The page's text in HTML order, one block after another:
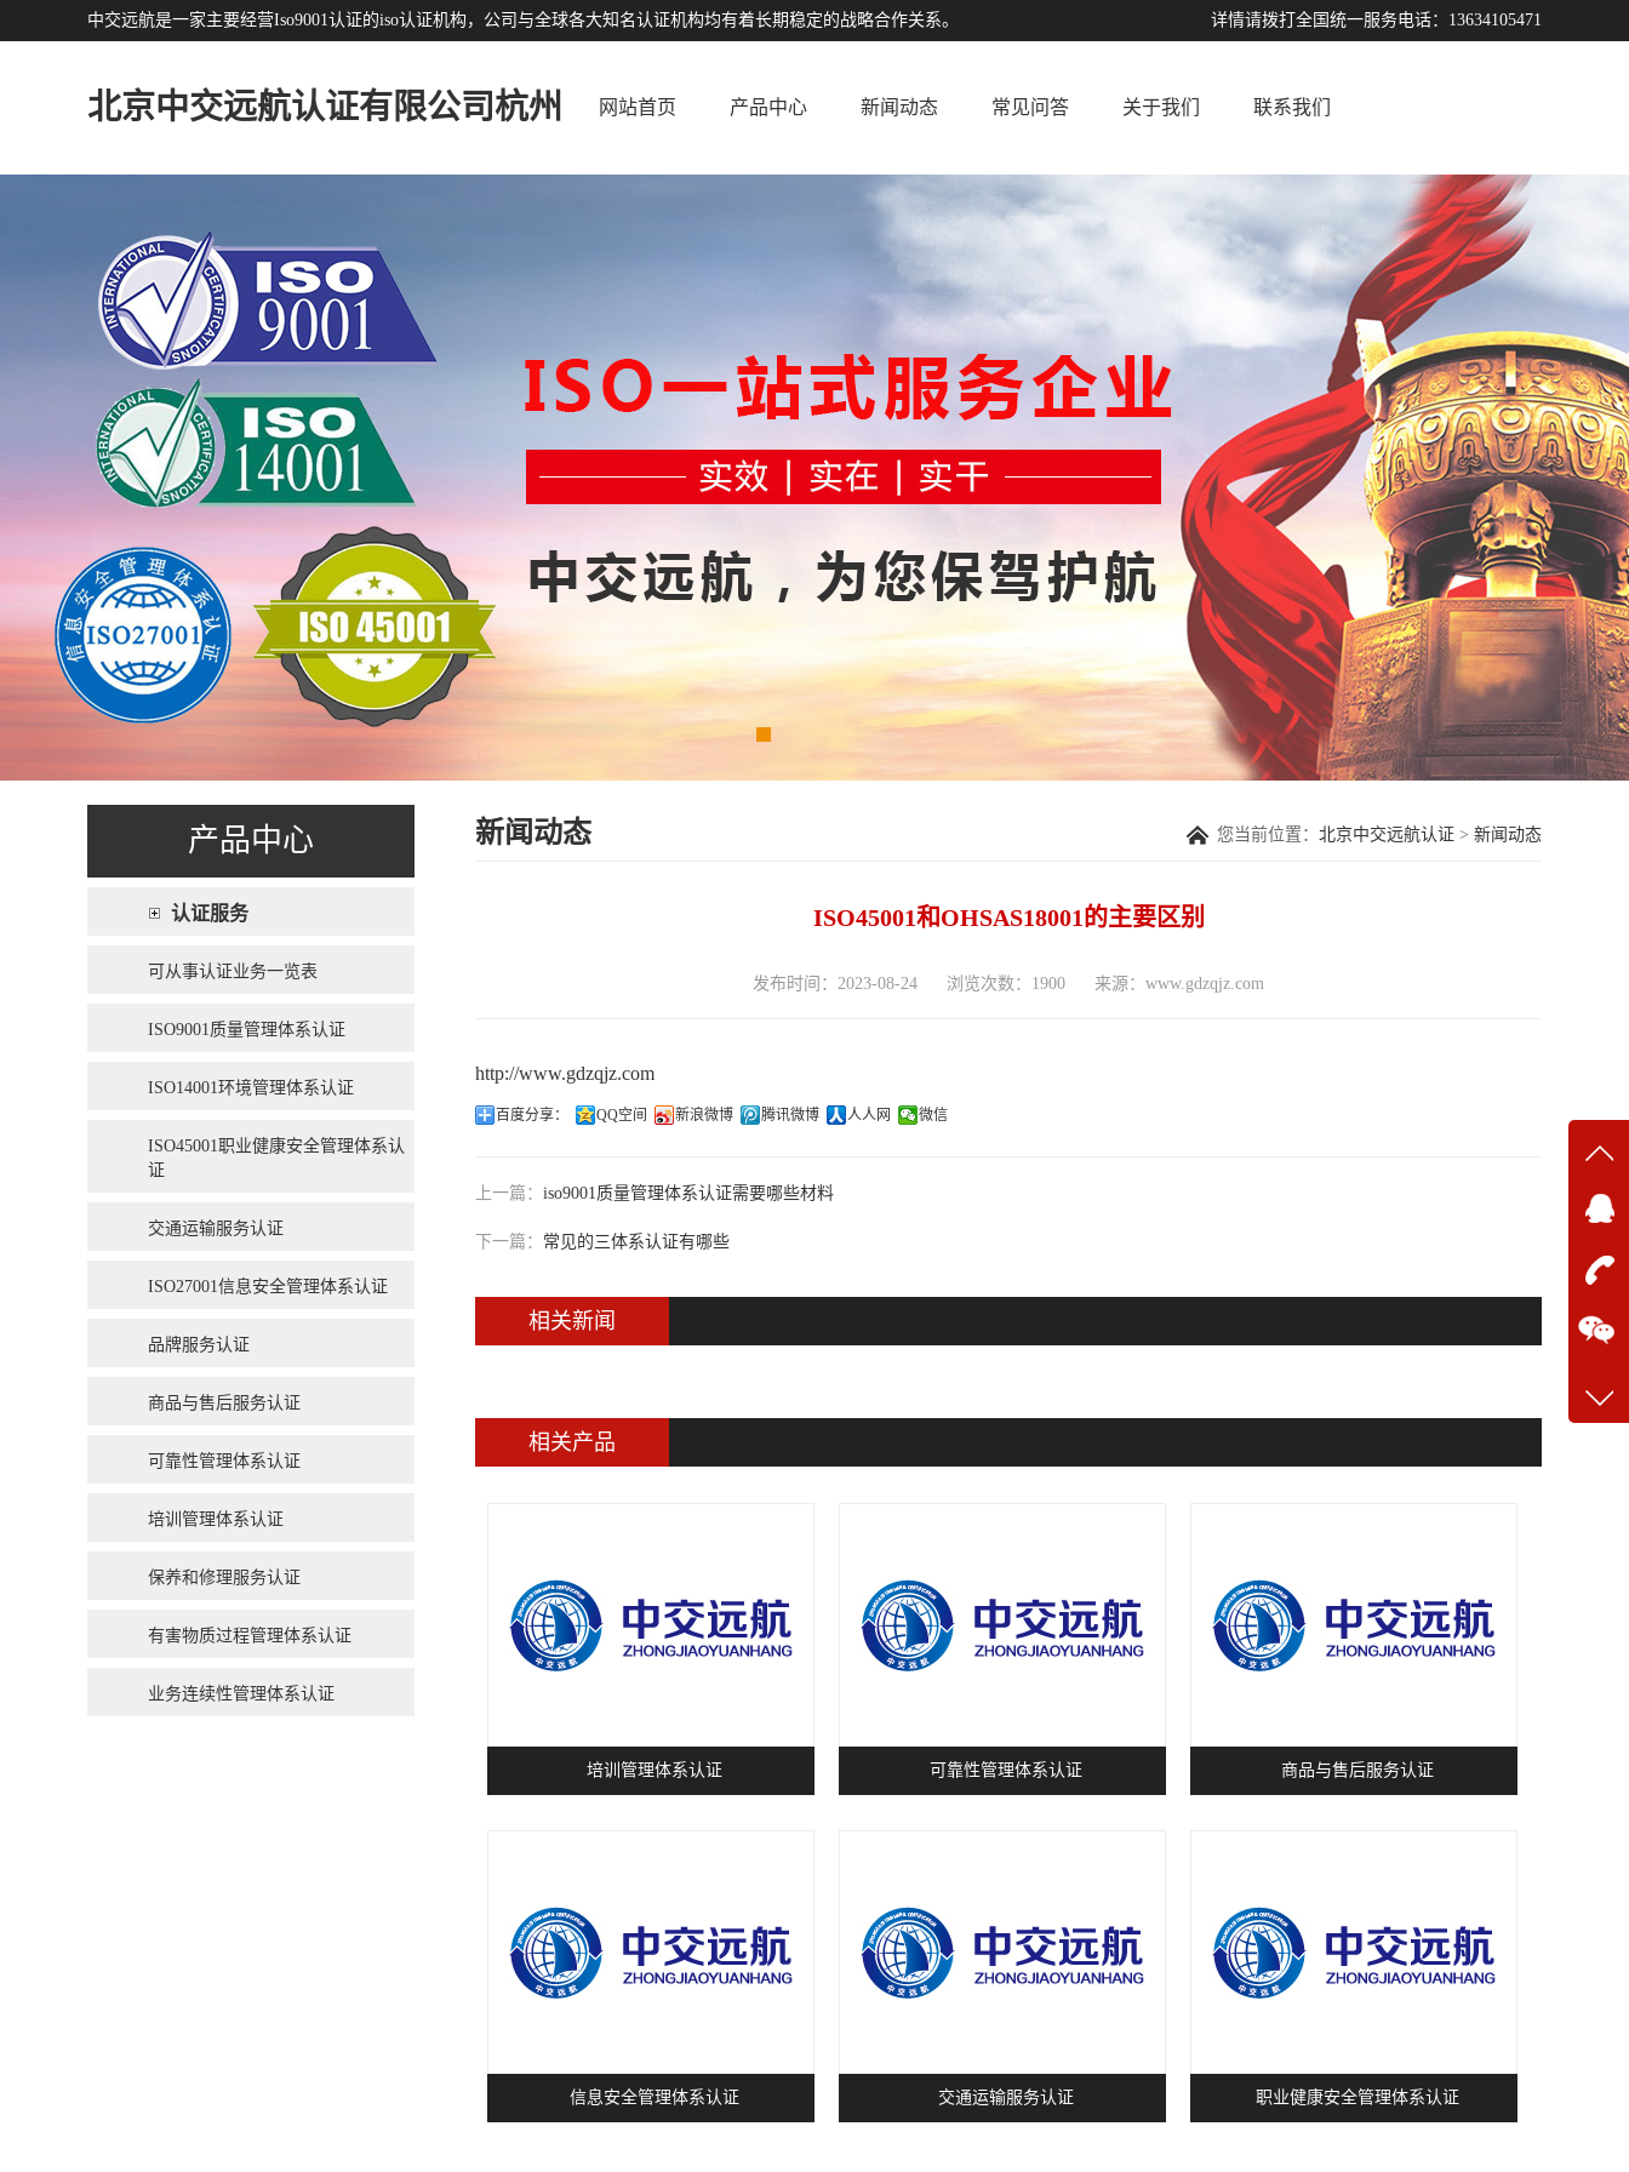
中交远航是一家主要经营Iso9001认证的iso认证机构，公司与全球各大知名认证机构均有着长期稳定的战略合作关系。 详情请拨打全国统一服务电话：13634105471
北京中交远航认证有限公司杭州
分公司
网站首页 产品中心 新闻动态 常见问答 关于我们 联系我们
产品中心
认证服务
可从事认证业务一览表
ISO9001质量管理体系认证
ISO14001环境管理体系认证
ISO45001职业健康安全管理体系认
证
交通运输服务认证
ISO27001信息安全管理体系认证
品牌服务认证
商品与售后服务认证
可靠性管理体系认证
培训管理体系认证
保养和修理服务认证
有害物质过程管理体系认证
业务连续性管理体系认证
新闻动态 您当前位置： 北京中交远航认证 > 新闻动态
ISO45001和OHSAS18001的主要区别
发布时间：2023-08-24 浏览次数：1900 来源：www.gdzqjz.com
http://www.gdzqjz.com
百度分享： QQ空间 新浪微博 腾讯微博 人人网 微信
上一篇： iso9001质量管理体系认证需要哪些材料
下一篇： 常见的三体系认证有哪些
相关新闻
相关产品
培训管理体系认证 可靠性管理体系认证 商品与售后服务认证
信息安全管理体系认证 交通运输服务认证 职业健康安全管理体系认证
在线
在
咨询
客服